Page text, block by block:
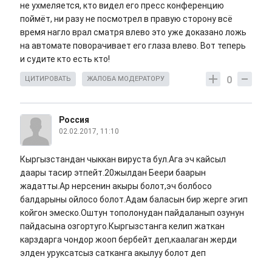
не ухмеляется, кто видел его пресс конференцию
поймёт, ни разу не посмотрел в правую сторону всё
время нагло врал сматря влево это уже доказано ложь
на автомате поворачивает его глаза влево. Вот теперь
и судите кто есть кто!
0
ЦИТИРОВАТЬ ЖАЛОБА МОДЕРАТОРУ
Россия
02.02.2017, 11:10
Кыргызстандан чыккан вируста бул.Ага эч кайсыл
даары тасир этпейт.20жылдан Беери баарын
жадатты.Ар нерсенин акыры болот,эч болбосо
балдарыны ойлосо болот.Адам баласын бир жерге эгип
койгон эмеско.Оштун тополонудан пайдаланып озунун
пайдасына озгортуго.Кыргызстанга келип жаткан
карздарга чондор жооп бербейт деп,каалаган жерди
элден уруксатсыз сатканга акылуу болот деп